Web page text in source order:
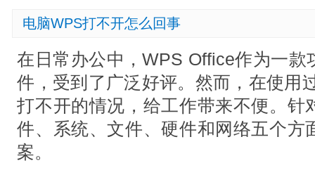
电脑WPS打不开怎么回事
在日常办公中，WPS Office作为一款
件，受到了广泛好评。然而，在使用
打不开的情况，给工作带来不便。针
件、系统、文件、硬件和网络五个方
案。